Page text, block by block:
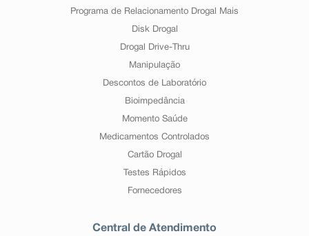
Programa de Relacionamento Drogal Mais
Disk Drogal
Drogal Drive-Thru
Manipulação
Descontos de Laboratório
Bioimpedância
Momento Saúde
Medicamentos Controlados
Cartão Drogal
Testes Rápidos
Fornecedores
Central de Atendimento